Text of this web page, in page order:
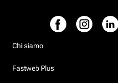
Chi siamo
Fastweb Plus